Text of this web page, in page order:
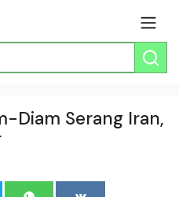
Diam Serang Iran,